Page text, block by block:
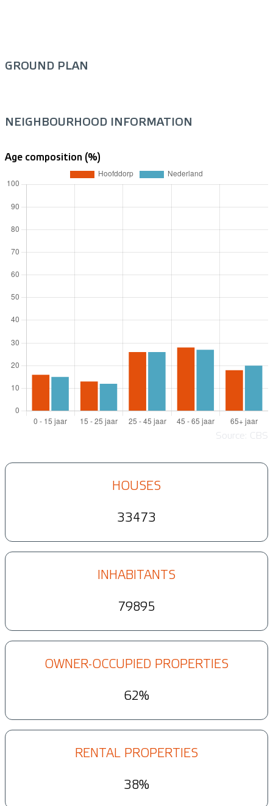
GROUND PLAN
NEIGHBOURHOOD INFORMATION
Age composition (%)
Source: CBS
HOUSES
33473
INHABITANTS
79895
OWNER-OCCUPIED PROPERTIES
62%
RENTAL PROPERTIES
38%